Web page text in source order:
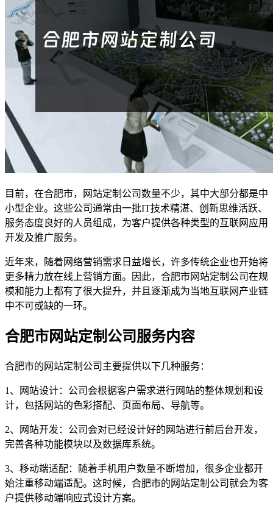
目前，在合肥市，网站定制公司数量不少，其中大部分都是中
小型企业。这些公司通常由一批IT技术精湛、创新思维活跃、
服务态度良好的人员组成，为客户提供各种类型的互联网应用
开发及推广服务。
近年来，随着网络营销需求日益增长，许多传统企业也开始将
更多精力放在线上营销方面。因此，合肥市网站定制公司在规
模和能力上都有了很大提升，并且逐渐成为当地互联网产业链
中不可或缺的一环。
合肥市网站定制公司服务内容
合肥市的网站定制公司主要提供以下几种服务：
1、网站设计：公司会根据客户需求进行网站的整体规划和设
计，包括网站的色彩搭配、页面布局、导航等。
2、网站开发：公司会对已经设计好的网站进行前后台开发，
完善各种功能模块以及数据库系统。
3、移动端适配：随着手机用户数量不断增加，很多企业都开
始注重移动端适配。这时候，合肥市的网站定制公司就会为客
户提供移动端响应式设计方案。